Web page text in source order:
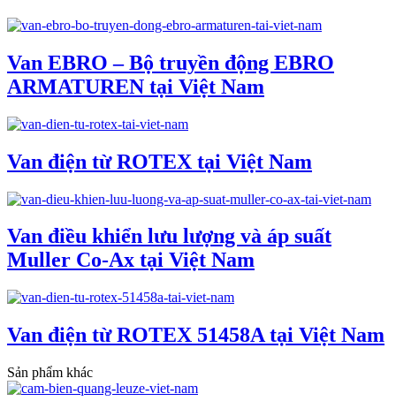
Van EBRO – Bộ truyền động EBRO
ARMATUREN tại Việt Nam
Van điện từ ROTEX tại Việt Nam
Van điều khiển lưu lượng và áp suất
Muller Co-Ax tại Việt Nam
Van điện từ ROTEX 51458A tại Việt Nam
Sản phẩm khác